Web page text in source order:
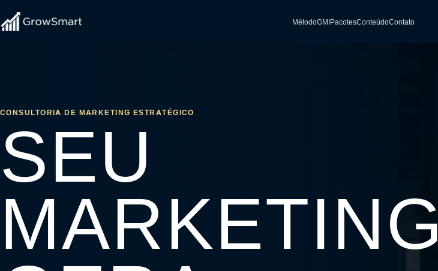
MétodoGMIPacotesConteúdoContato
CONSULTORIA DE MARKETING ESTRATÉGICO
SEU
MARKETING